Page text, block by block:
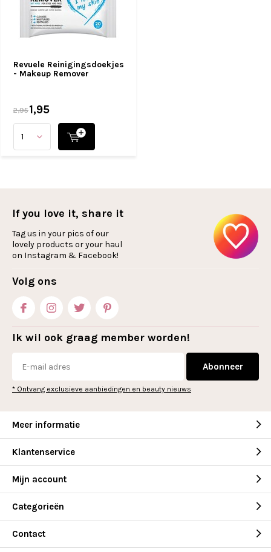
Revuele Reinigingsdoekjes
- Makeup Remover
2,951,95
If you love it, share it
Tag us in your pics of our
lovely products or your haul
on Instagram & Facebook!
Volg ons
Ik wil ook graag member worden!
Abonneer
* Ontvang exclusieve aanbiedingen en beauty nieuws
Meer informatie
Klantenservice
Mijn account
Categorieën
Contact